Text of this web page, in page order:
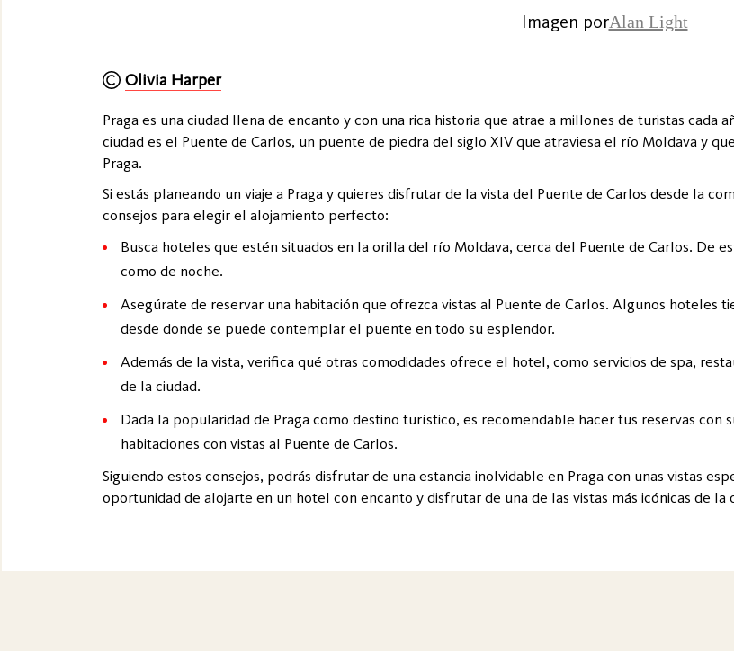
Imagen porAlan Light
Olivia Harper
Praga es una ciudad llena de encanto y con una rica historia que atrae a millones de turistas
ciudad es el Puente de Carlos, un puente de piedra del siglo XIV que atraviesa el río Moldava y
Praga.
Si estás planeando un viaje a Praga y quieres disfrutar de la vista del Puente de Carlos desde la
consejos para elegir el alojamiento perfecto:
Busca hoteles que estén situados en la orilla del río Moldava, cerca del Puente de Carlos. De
como de noche.
Asegúrate de reservar una habitación que ofrezca vistas al Puente de Carlos. Algunos hoteles
desde donde se puede contemplar el puente en todo su esplendor.
Además de la vista, verifica qué otras comodidades ofrece el hotel, como servicios de spa,
de la ciudad.
Dada la popularidad de Praga como destino turístico, es recomendable hacer tus reservas con
habitaciones con vistas al Puente de Carlos.
Siguiendo estos consejos, podrás disfrutar de una estancia inolvidable en Praga con unas vistas
oportunidad de alojarte en un hotel con encanto y disfrutar de una de las vistas más icónicas de la